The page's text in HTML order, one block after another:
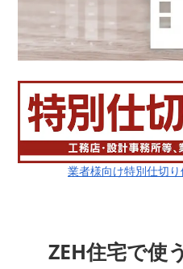
業者様向け特別仕切
ZEH住宅で使